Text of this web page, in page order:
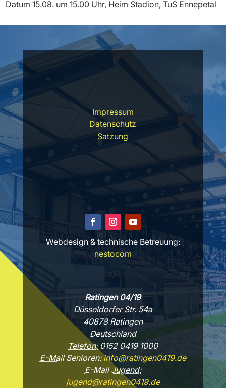
Datum 15.08. um 15.00 Uhr, Heim Stadion, TuS Ennepetal
Impressum
Datenschutz
Satzung
Webdesign & technische Betreuung:
nestocom
Ratingen 04/19
Düsseldorfer Str. 54a
40878 Ratingen
Deutschland
Telefon:0152 0419 1000
E-Mail Senioren:info@ratingen0419.de
E-Mail Jugend:
jugend@ratingen0419.de